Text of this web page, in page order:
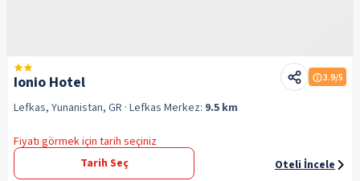
Ionio Hotel 3.9/5
Lefkas, Yunanistan, GR · Lefkas Merkez: 9.5 km
Fiyatı görmek için tarih seçiniz
Tarih Seç
Oteli İncele